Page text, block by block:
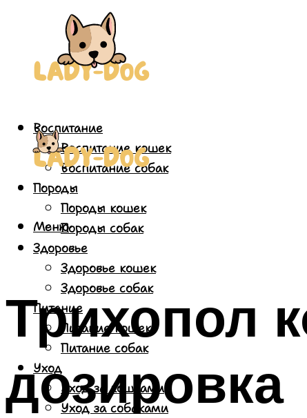
Воспитание
Воспитание кошек
Воспитание собак
Породы
Породы кошек
Породы собак
Здоровье
Здоровье кошек
Здоровье собак
Питание
Питание кошек
Питание собак
Уход
Уход за кошками
Уход за собаками
Меню
Трихопол
дозировка